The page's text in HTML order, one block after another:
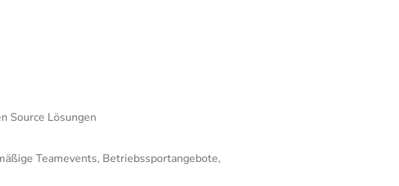
Source Lösungen
Teamevents, Betriebssportangebote,